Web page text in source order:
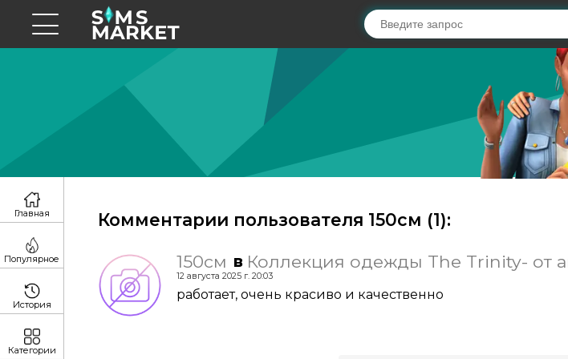
Комментарии пользователя 150см (1):
150см в Коллекция одежды The Trinity- от
12 августа 2025 г. 20:03
работает, очень красиво и качественно
Главная
Популярное
История
Категории